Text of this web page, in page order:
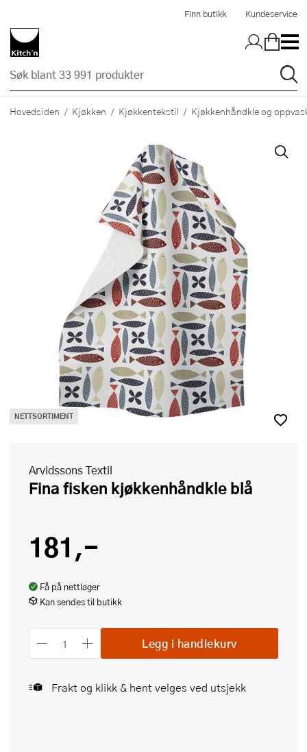
Finn butikk Kundeservice
Hovedsiden Kjøkken Kjøkkentekstil Kjøkkenhåndkle og
NETTSORTIMENT
Arvidssons Textil
Fina fisken kjøkkenhåndkle blå
181,-
Få på nettlager
Kan sendes til butikk
Legg i handlekurv
Frakt og klikk & hent velges ved utsjekk